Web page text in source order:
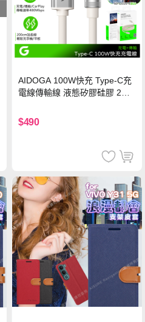
AIDOGA 100W快充 Type-C充
電線傳輸線 液態矽膠硅膠 2M
$490